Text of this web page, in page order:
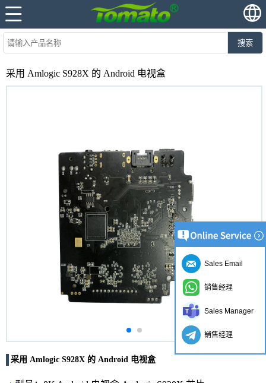
搜索
采用 Amlogic S928X 的 Android 电视盒
采用 Amlogic S928X 的 Android 电视盒
Sales Email
销售经理
Sales Manager
销售经理